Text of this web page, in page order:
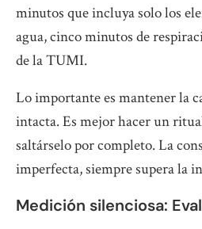
minutos que incluya solo los
agua, cinco minutos de
de la TUMI.
Lo importante es mantener la
intacta. Es mejor hacer un
saltárselo por completo. La
imperfecta, siempre supera la
Medición silenciosa: